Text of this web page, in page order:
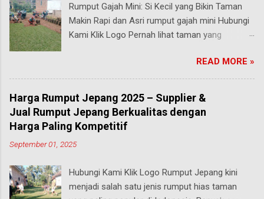
Rumput Gajah Mini: Si Kecil yang Bikin Taman
Makin Rapi dan Asri rumput gajah mini Hubungi
Kami Klik Logo Pernah lihat taman yang
segar walau sering diinjak? Bisa jadi itu adalah
rumput gajah mini , salah satu jenis rumput
paling populer di Indonesia, terutama buat
taman rumah, taman kantor, hingga taman
kota. malang Meski namanya ada kata “gajah”,
rumput ini bukan untuk makanan hewan besar
seperti yang kamu pikirkan. Justru sebaliknya,
ukurannya mungil tapi kekuatannya luar biasa .
Yuk, kita bahas secara mendalam apa itu
READ MORE »
Harga Rumput Jepang 2025 – Supplier &
Jual Rumput Jepang Berkualitas dengan
Harga Paling Kompetitif
September 01, 2025
Hubungi Kami Klik Logo Rumput Jepang kini
menjadi salah satu jenis rumput hias taman